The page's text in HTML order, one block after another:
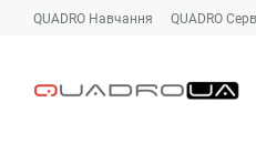
Перейти до основного контенту
QUADRO Навчання QUADRO